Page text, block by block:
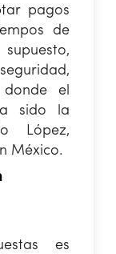
pagos
de
el
sido la
López,
México.
es